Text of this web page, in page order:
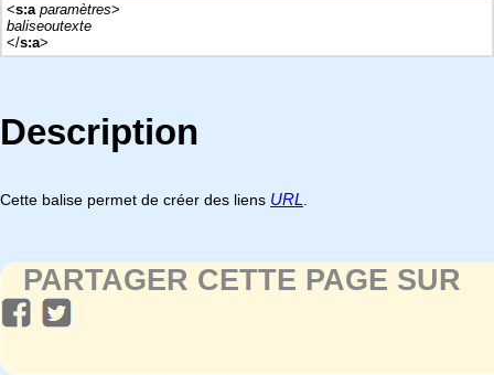
<s:a paramètres>
baliseoutexte
</s:a>
Description
Cette balise permet de créer des liens URL
PARTAGER CETTE PAGE SUR